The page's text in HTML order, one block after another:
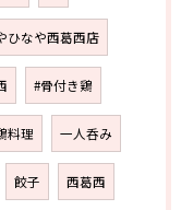
ひなや西葛西店
#骨付き鶏
料理 一人呑み
餃子 西葛西